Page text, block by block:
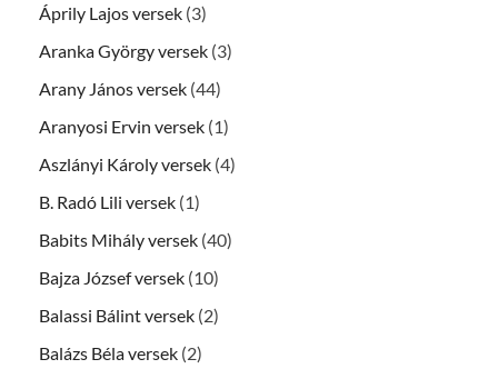
Áprily Lajos versek (3)
Aranka György versek (3)
Arany János versek (44)
Aranyosi Ervin versek (1)
Aszlányi Károly versek (4)
B. Radó Lili versek (1)
Babits Mihály versek (40)
Bajza József versek (10)
Balassi Bálint versek (2)
Balázs Béla versek (2)